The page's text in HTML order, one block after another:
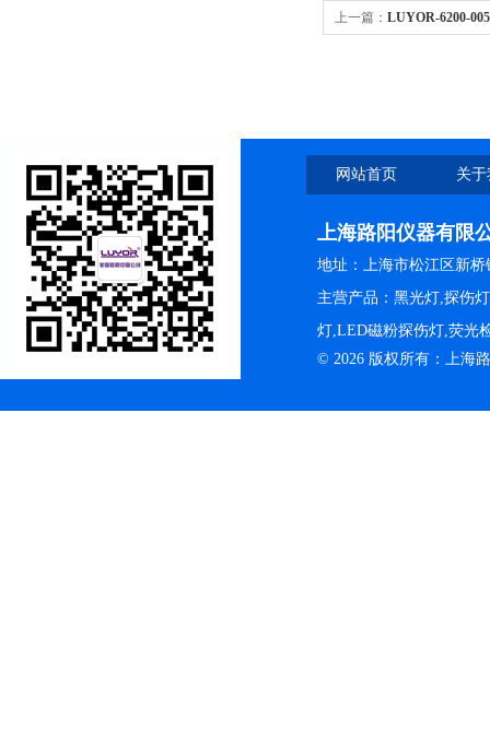
上一篇： LUYOR-6200-
网站首页 关
上海路阳仪器有限
地址：上海市松江区新桥
主营产品：黑光灯,探伤
灯,LED磁粉探伤灯,荧光
© 2026 版权所有：上海